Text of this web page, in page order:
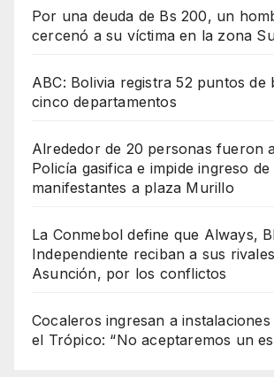
Por una deuda de Bs 200, un
cercenó a su víctima en la zona
ABC: Bolivia registra 52 puntos de
cinco departamentos
Alrededor de 20 personas fueron
Policía gasifica e impide ingreso de
manifestantes a plaza Murillo
La Conmebol define que Always,
Independiente reciban a sus
Asunción, por los conflictos
Cocaleros ingresan a
el Trópico: “No aceptaremos un